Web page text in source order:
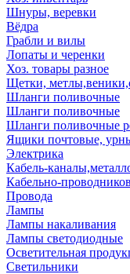
Шнуры, веревки
Вёдра
Грабли и вилы
Лопаты и черенки
Хоз. товары разное
Щетки,
Шланги поливочные
Шланги поливочные
Шланги поливочные
Ящики почтовые,
Электрика
Кабель-
Кабельно-
Провода
Лампы
Лампы накаливания
Лампы светодиодные
Осветительная
Светильники